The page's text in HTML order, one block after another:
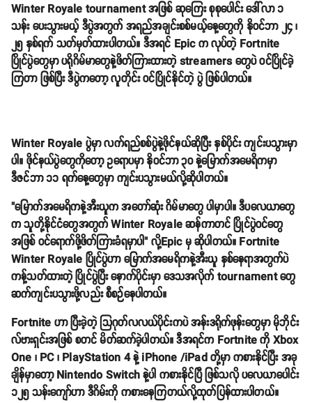
Winter Royale tournament အဖြစ် ဆုကြေး စုစုပေါင်း ဒေါ်လာ ၁
သန်း ပေးသွားမယ့် ဒီပွဲအတွက် အရည်အချင်းစစ်မယ့်နေ့တွေကို နိုဝင်ဘာ ၂၄ ၊
၂၅ နှစ်ရက် သတ်မှတ်ထားပါတယ်။ ဒီအရင် Epic က လုပ်တဲ့ Fortnite
ပြိုင်ပွဲတွေမှာ ပရိုဂိမ်မာတွေနဲ့ဖိတ်ကြားထားတဲ့ streamers တွေပဲ ဝင်ပြိုင်ခဲ့
ကြတာ ဖြစ်ပြီး ဒီပွဲကတော့ လူတိုင်း ဝင်ပြိုင်နိုင်တဲ့ ပွဲ ဖြစ်ပါတယ်။
Winter Royale ပွဲမှာ လက်ရည်စစ်ပွဲနဲ့ဖိုင်နယ်ဆိုပြီး နှစ်ပိုင်း ကျင်းပသွားမှာ
ပါ။ ဖိုင်နယ်ပွဲတွေကိုတော့ ဥရောပမှာ နိုဝင်ဘာ ၃၀ နဲ့မြောက်အမေရိကမှာ
ဒီဇင်ဘာ ၁၁ ရက်နေ့တွေမှာ ကျင်းပသွားမယ်လို့ဆိုပါတယ်။
"မြောက်အမေရိကနဲ့အီးယူက အတော်ဆုံး ဂိမ်မာတွေ ပါမှာပါ။ ဒီပလေယာတွေ
က သူတို့နိုင်ငံတွေအတွက် Winter Royale ဆန်ကာတင် ပြိုင်ပွဲဝင်တွေ
အဖြစ် ဝင်ရောက်ဖို့ဖိတ်ကြားခံရမှာပါ" လို့Epic မှ ဆိုပါတယ်။ Fortnite
Winter Royale ပြိုင်ပွဲဟာ မြောက်အမေရိကနဲ့အီးယူ နှစ်နေရာအတွက်ပဲ
ကန့်သတ်ထားတဲ့ ပြိုင်ပွဲပြီး နောက်ပိုင်းမှာ ဒေသအလိုက် tournament တွေ
ဆက်ကျင်းပသွားဖို့လည်း စီစဉ်နေပါတယ်။
Fortnite ဟာ ပြီးခဲ့တဲ့ သြဂုတ်လလယ်ပိုင်းကပဲ အန်းဒရိုက်ဖုန်းတွေမှာ မိုဘိုင်း
လ်ဗားရှင်းအဖြစ် စတင် မိတ်ဆက်ခဲ့ပါတယ်။ ဒီအရင်က Fortnite ကို Xbox
One ၊ PC ၊ PlayStation 4 နဲ့ iPhone /iPad တို့မှာ ကစားနိုင်ပြီး အခု
ချိန်မှာတော့ Nintendo Switch နဲ့ပါ ကစားနိုင်ပြီ ဖြစ်သလို ပလေယာပေါင်း
၁၂၅ သန်းကျော်ဟာ ဒီဂိမ်းကို ကစားနေကြတယ်လို့ထုတ်ပြန်ထားပါတယ်။